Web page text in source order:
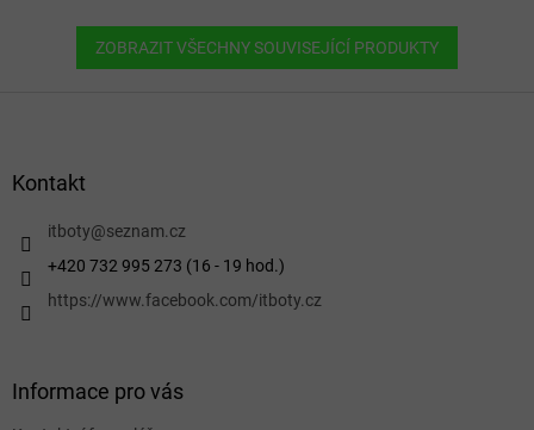
ZOBRAZIT VŠECHNY SOUVISEJÍCÍ PRODUKTY
Kontakt
itboty@seznam.cz
+420 732 995 273 (16 - 19 hod.)
https://www.facebook.com/itboty.cz
Informace pro vás